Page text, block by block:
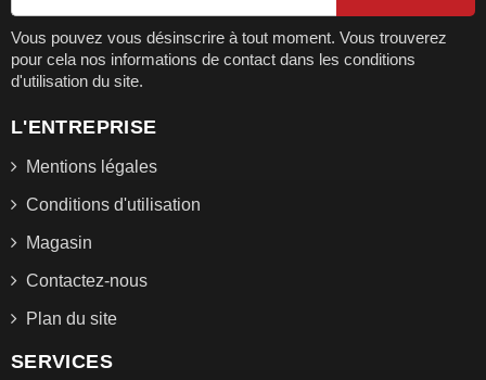
Vous pouvez vous désinscrire à tout moment. Vous trouverez
pour cela nos informations de contact dans les conditions
d'utilisation du site.
L'ENTREPRISE
Mentions légales
Conditions d'utilisation
Magasin
Contactez-nous
Plan du site
SERVICES